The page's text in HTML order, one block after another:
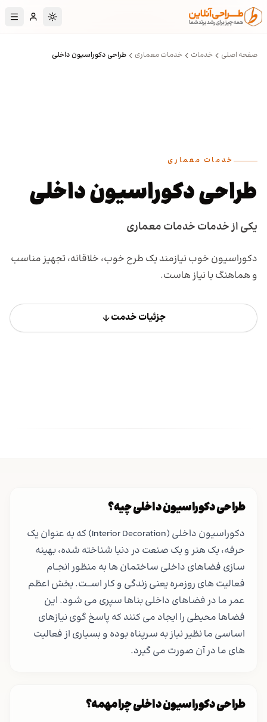
پرش به محتوای اصلی
تغییر به حالت
صفحه اصلی خدمات خدمات معماری طراحی دکوراسیون داخلی
خدمات معماری
طراحی دکوراسیون داخلی
یکی از خدمات خدمات معماری
دکوراسیون خوب نیازمند یک طرح خوب، خلاقانه، تجهیز مناسب
و هماهنگ با نیاز هاست.
جزئیات خدمت
طراحی دکوراسیون داخلی چیه؟
دکوراسیون داخلی (Interior Decoration) که به عنوان یک
حرفه، یک هنر و یک صنعت در دنیا شناخته شده، بهینه
سازی فضاهای داخلی ساختمان ها به منظور انجــام
فعالیت های روزمره یعنی زندگی و کار اســـت. بخش اعظم
عمر ما در فضاهای داخلی بناها سپری می شود. این
فضاها محیطی را ایجاد می کنند که پاسخ گوی نیازهای
اساسی ما نظیر نیاز به سرپناه بوده و بسیاری از فعالیت
های ما در آن صورت می گیرد.
طراحی دکوراسیون داخلی چرا مهمه؟